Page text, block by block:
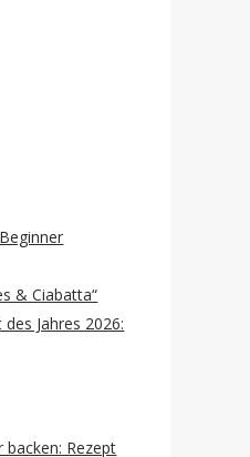
& Ciabatta“
Jahres 2026:
backen: Rezept